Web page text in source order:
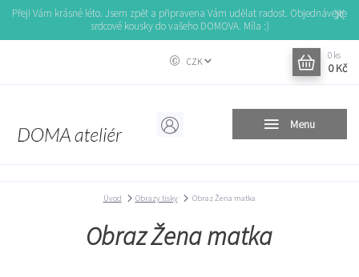
Přeji Vám krásné léto. Jsem zpět a připravena Vám udělat radost. Objednávejte
srdcové kousky do vašeho DOMOVA. Míla :)
Menu
CZK
0 ks
0 Kč
Úvod Obrazy tisky Obraz Žena matka
Obraz Žena matka